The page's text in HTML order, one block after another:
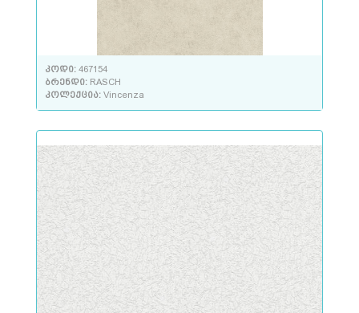
კოდი: 467154
ბრენდი: RASCH
კოლექცია: Vincenza